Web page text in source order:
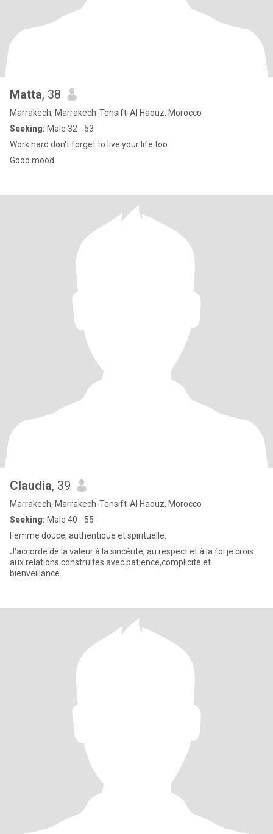
Matta, 38
Marrakech, Marrakech-Tensift-Al Haouz, Morocco
Seeking: Male 32 - 53
Work hard don't forget to live your life too
Good mood
Claudia, 39
Marrakech, Marrakech-Tensift-Al Haouz, Morocco
Seeking: Male 40 - 55
Femme douce, authentique et spirituelle.
J'accorde de la valeur à la sincérité, au respect et à la foi je crois
aux relations construites avec patience,complicité et
bienveillance.